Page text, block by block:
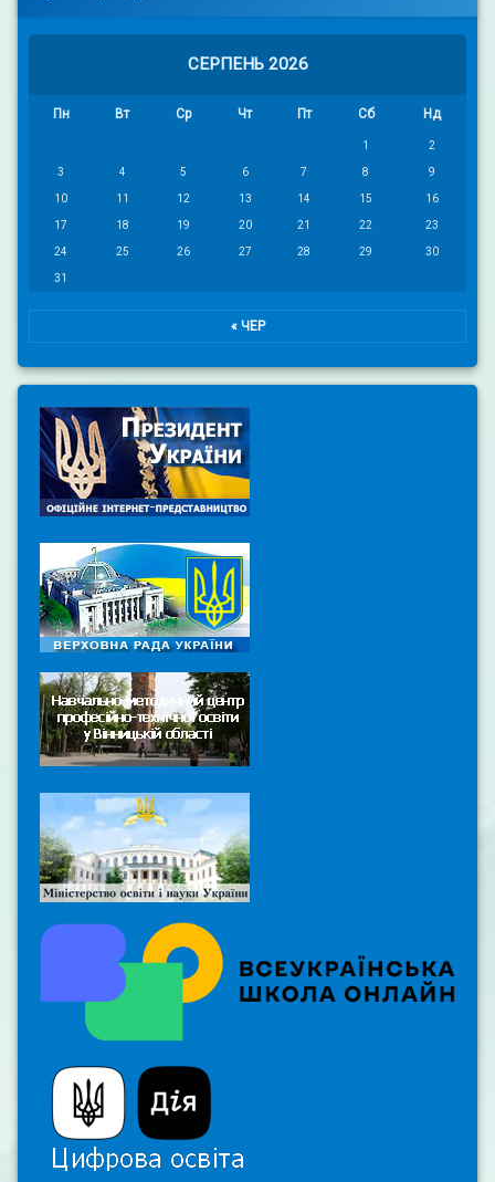
СЕРПЕНЬ 2026
Пн Вт Ср Чт Пт Сб Нд
1 2
3 4 5 6 7 8 9
10 11 12 13 14 15 16
17 18 19 20 21 22 23
24 25 26 27 28 29 30
31
« ЧЕР